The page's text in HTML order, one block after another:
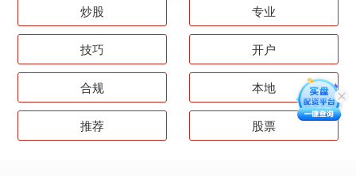
炒股 专业
技巧 开户
合规 本地
推荐 股票